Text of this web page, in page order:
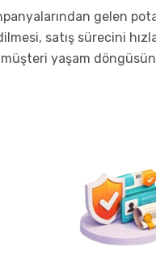
gelen
satış sürecini
yaşam